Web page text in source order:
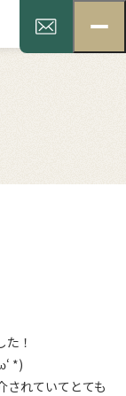
！
*)
れていてとても